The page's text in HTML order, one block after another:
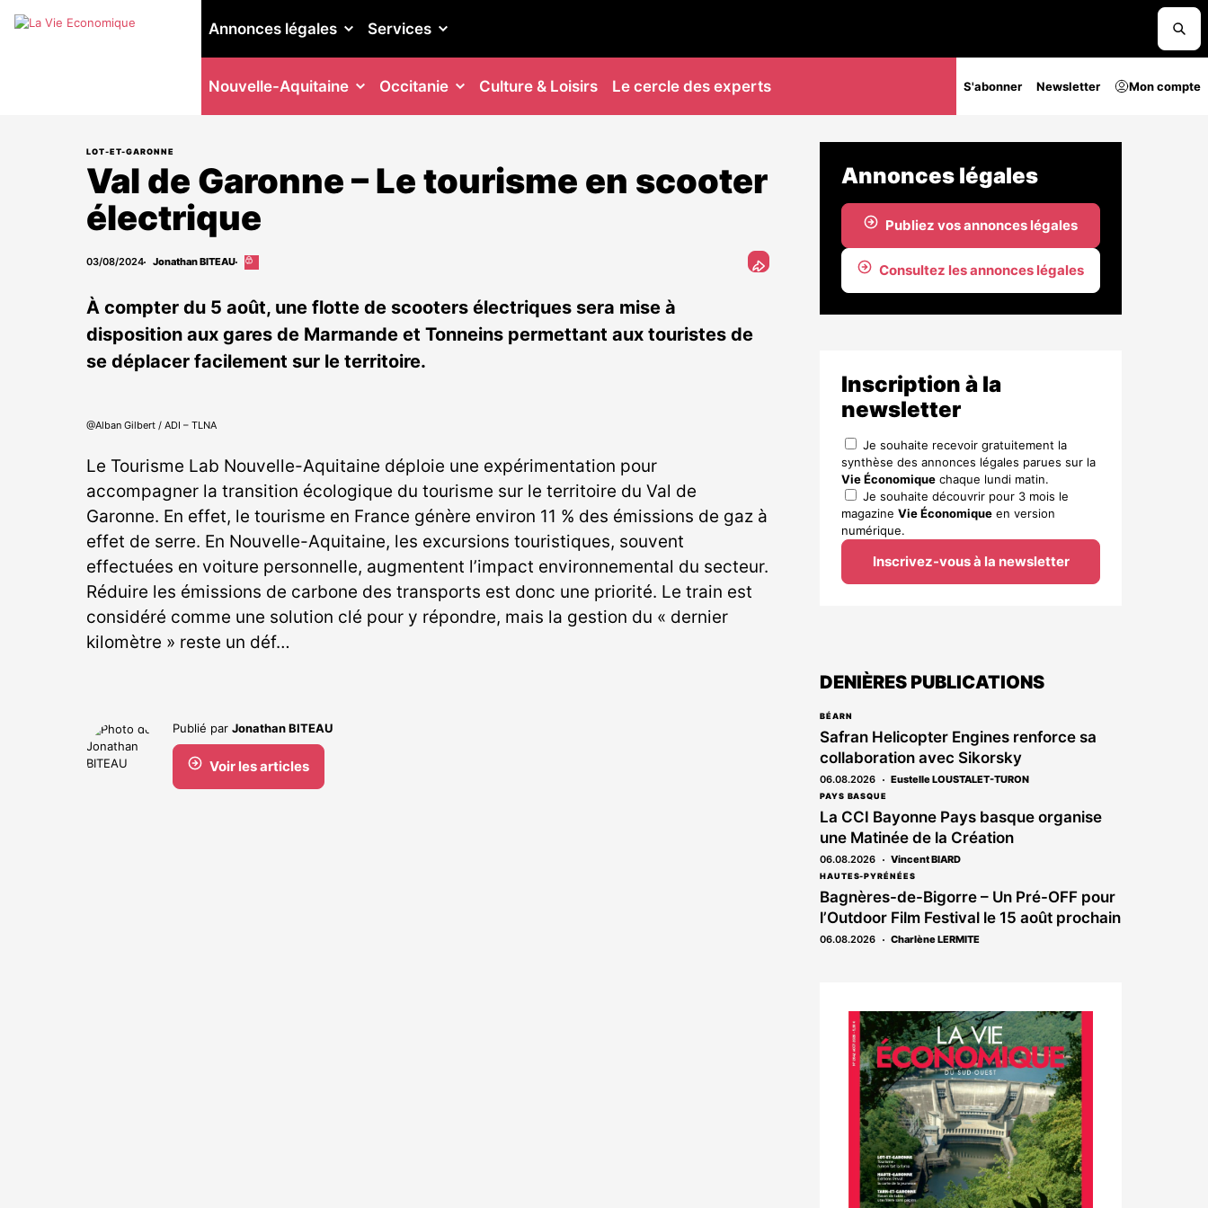
Annonces légales Services
Nouvelle-Aquitaine Occitanie Culture & Loisirs Le cercle des experts S'abonner Newsletter Mon compte
LOT-ET-GARONNE
Val de Garonne – Le tourisme en scooter
électrique
03/08/2024 Jonathan BITEAU
Cet
réservé
abonnés
À compter du 5 août, une flotte de scooters électriques sera mise à
disposition aux gares de Marmande et Tonneins permettant aux touristes de
se déplacer facilement sur le territoire.
@Alban Gilbert / ADI – TLNA
Le Tourisme Lab Nouvelle-Aquitaine déploie une expérimentation pour
accompagner la transition écologique du tourisme sur le territoire du Val de
Garonne. En effet, le tourisme en France génère environ 11 % des émissions de gaz à
effet de serre. En Nouvelle-Aquitaine, les excursions touristiques, souvent
effectuées en voiture personnelle, augmentent l’impact environnemental du secteur.
Réduire les émissions de carbone des transports est donc une priorité. Le train est
considéré comme une solution clé pour y répondre, mais la gestion du « dernier
kilomètre » reste un déf…
Publié par Jonathan BITEAU
Voir les articles
Annonces légales
Publiez vos annonces légales
Consultez les annonces légales
Inscription à la
newsletter
Je souhaite recevoir gratuitement la
synthèse des annonces légales parues sur la
Vie Économique chaque lundi matin.
Je souhaite découvrir pour 3 mois le
magazine Vie Économique en version
numérique.
Inscrivez-vous à la newsletter
DENIÈRES PUBLICATIONS
BÉARN
Safran Helicopter Engines renforce sa
collaboration avec Sikorsky
06.08.2026 Eustelle LOUSTALET-TURON
PAYS BASQUE
La CCI Bayonne Pays basque organise
une Matinée de la Création
06.08.2026 Vincent BIARD
HAUTES-PYRÉNÉES
Bagnères-de-Bigorre – Un Pré-OFF pour
l’Outdoor Film Festival le 15 août prochain
06.08.2026 Charlène LERMITE
Notre
dernier
magazine